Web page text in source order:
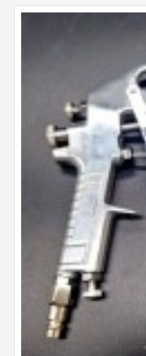
tipuri
care
În
care
întreagă!
În
cele